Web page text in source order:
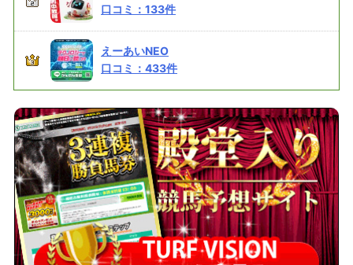
口コミ： 133件
えーあいNEO
口コミ： 433件